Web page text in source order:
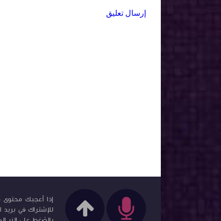
إرسال تعليق
إذا أعجبك محتوى
للإشتراك في